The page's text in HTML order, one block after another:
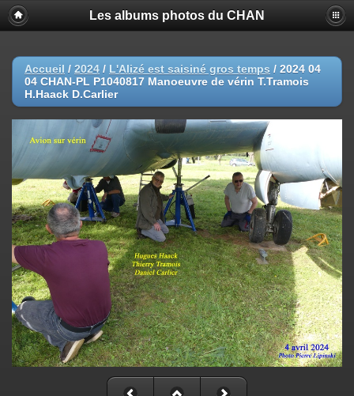
Les albums photos du CHAN
Accueil / 2024 / L'Alizé est saisiné gros temps / 2024 04
04 CHAN-PL P1040817 Manoeuvre de vérin T.Tramois
H.Haack D.Carlier